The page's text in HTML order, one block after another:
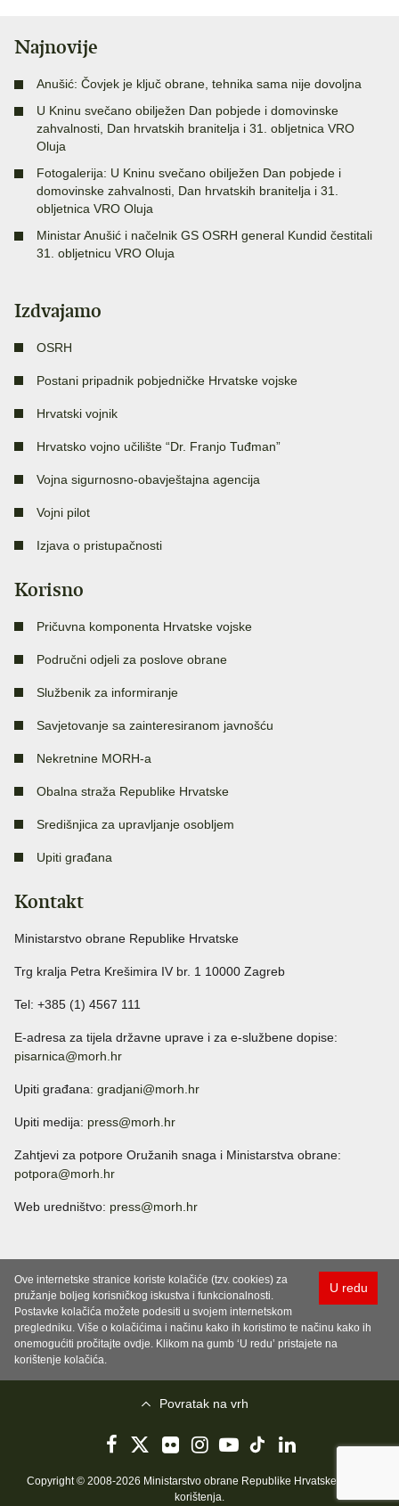
Najnovije
Anušić: Čovjek je ključ obrane, tehnika sama nije dovoljna
U Kninu svečano obilježen Dan pobjede i domovinske
zahvalnosti, Dan hrvatskih branitelja i 31. obljetnica VRO
Oluja
Fotogalerija: U Kninu svečano obilježen Dan pobjede i
domovinske zahvalnosti, Dan hrvatskih branitelja i 31.
obljetnica VRO Oluja
Ministar Anušić i načelnik GS OSRH general Kundid čestitali
31. obljetnicu VRO Oluja
Izdvajamo
OSRH
Postani pripadnik pobjedničke Hrvatske vojske
Hrvatski vojnik
Hrvatsko vojno učilište “Dr. Franjo Tuđman”
Vojna sigurnosno-obavještajna agencija
Vojni pilot
Izjava o pristupačnosti
Korisno
Pričuvna komponenta Hrvatske vojske
Područni odjeli za poslove obrane
Službenik za informiranje
Savjetovanje sa zainteresiranom javnošću
Nekretnine MORH-a
Obalna straža Republike Hrvatske
Središnjica za upravljanje osobljem
Upiti građana
Kontakt
Ministarstvo obrane Republike Hrvatske
Trg kralja Petra Krešimira IV br. 1 10000 Zagreb
Tel: +385 (1) 4567 111
E-adresa za tijela državne uprave i za e-službene dopise:
pisarnica@morh.hr
Upiti građana: gradjani@morh.hr
Upiti medija: press@morh.hr
Zahtjevi za potpore Oružanih snaga i Ministarstva obrane:
potpora@morh.hr
Web uredništvo: press@morh.hr
U redu
Ove internetske stranice koriste kolačiće (tzv. cookies) za
pružanje boljeg korisničkog iskustva i funkcionalnosti.
Postavke kolačića možete podesiti u svojem internetskom
pregledniku. Više o kolačićima i načinu kako ih koristimo te načinu kako ih
onemogućiti pročitajte ovdje. Klikom na gumb ‘U redu’ pristajete na
korištenje kolačića.
Povratak na vrh
Copyright © 2008-2026 Ministarstvo obrane Republike Hrvatske..
korištenja.